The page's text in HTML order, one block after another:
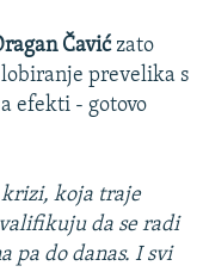
Čavić zato
prevelika s
efekti - gotovo
krizi, koja traje
da se radi
pa do danas. I svi